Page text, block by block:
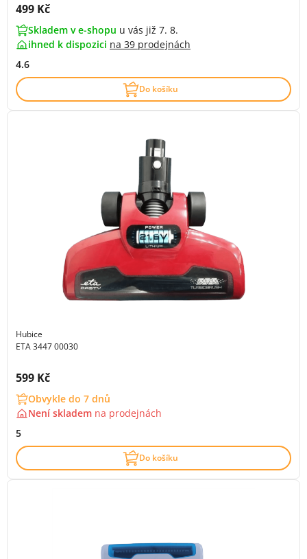
Cena s DPH:
499 Kč
Skladem v e-shopu u vás již 7. 8.
ihned k dispozici na 39 prodejnách
4.6
Do košíku
Hubice
ETA 3447 00030
Cena s DPH:
599 Kč
Obvykle do 7 dnů
Není skladem na prodejnách
5
Do košíku